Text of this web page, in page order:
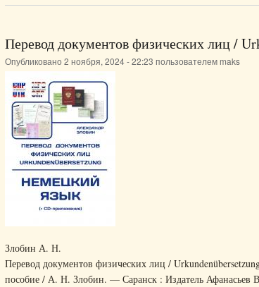
Перевод документов физических лиц /
Опубликовано 2 ноября, 2024 - 22:23 пользователем maks
Злобин А. Н.
Перевод документов физических лиц /
пособие / А. Н. Злобин. — Саранск : Издатель Афанасьев